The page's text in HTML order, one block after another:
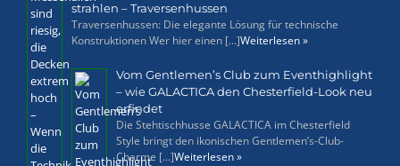
strahlen – Traversenhussen
Traversenhussen: Die elegante Lösung für technische
Konstruktionen Wer hier einen [...]Weiterlesen »
Vom Gentlemen’s Club zum Eventhighlight
– wie GALACTICA den Chesterfield-Look neu
erfindet
Die Stehtischhusse GALACTICA im Chesterfield
Style bringt den ikonischen Gentlemen’s-Club-
Charme [...]Weiterlesen »